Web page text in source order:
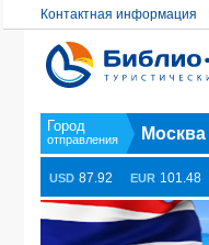
Контактная информация
Москва
USD 87.92 EUR 101.48